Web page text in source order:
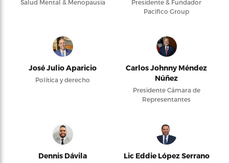
Salud Mental & Menopausia
Presidente & Fundador
Pacifico Group
José Julio Aparicio
Política y derecho
Carlos Johnny Méndez
Núñez
Presidente Cámara de
Representantes
Dennis Dávila Lic Eddie López Serrano